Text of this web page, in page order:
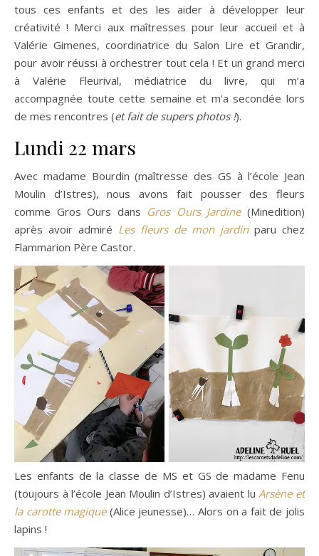
tous ces enfants et des les aider à développer leur
créativité ! Merci aux maîtresses pour leur accueil et à
Valérie Gimenes, coordinatrice du Salon Lire et Grandir,
pour avoir réussi à orchestrer tout cela ! Et un grand merci
à Valérie Fleurival, médiatrice du livre, qui m’a
accompagnée toute cette semaine et m’a secondée lors
de mes rencontres (et fait de supers photos !).
Lundi 22 mars
Avec madame Bourdin (maîtresse des GS à l’école Jean
Moulin d’Istres), nous avons fait pousser des fleurs
comme Gros Ours dans Gros Ours Jardine(Minedition)
après avoir admiré Les fleurs de mon jardinparu chez
Flammarion Père Castor.
Les enfants de la classe de MS et GS de madame Fenu
(toujours à l’école Jean Moulin d’Istres) avaient luArsène et
la carotte magique(Alice jeunesse)… Alors on a fait de jolis
lapins !